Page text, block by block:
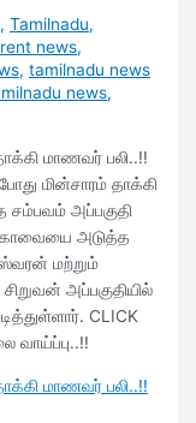
,Tamilnadu,
news,
,tamilnadu news
news,
மாணவர் பலி..!!
மின்சாரம் தாக்கி
சம்பவம் அப்பகுதி
அடுத்த
மற்றும்
அப்பகுதியில்
CLICK
வாய்ப்பு..!!
மாணவர் பலி..!!